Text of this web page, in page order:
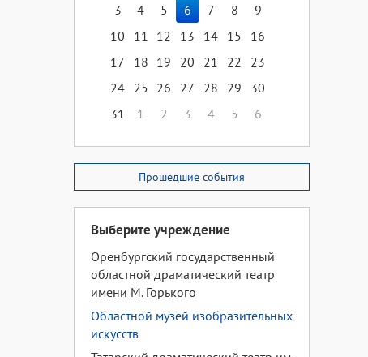
3
4 5 6 7 8
9
10
11 12 13 14 15
16
17
18 19 20 21 22
23
24 25 26 27 28 29
30
31
1 2 3 4 5 6
Прошедшие события
Выберите учреждение
Оренбургский государственный
областной драматический театр
имени М. Горького
Областной музей изобразительных
искусств